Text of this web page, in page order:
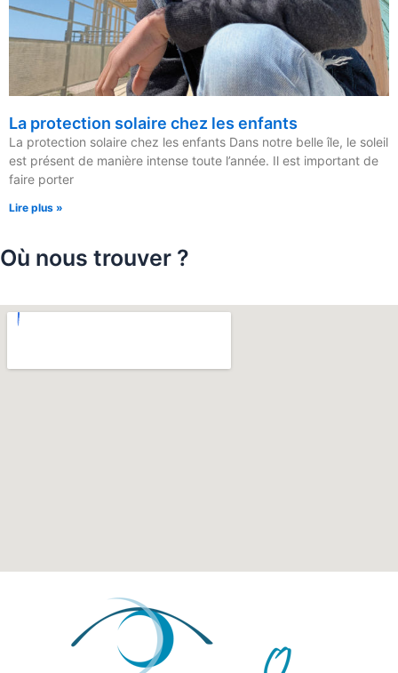
La protection solaire chez les enfants
La protection solaire chez les enfants Dans notre belle île, le soleil
est présent de manière intense toute l’année. Il est important de
faire porter
Lire plus »
Où nous trouver ?